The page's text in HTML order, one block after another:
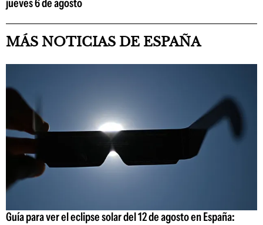
jueves 6 de agosto
MÁS NOTICIAS DE ESPAÑA
Guía para ver el eclipse solar del 12 de agosto en España: